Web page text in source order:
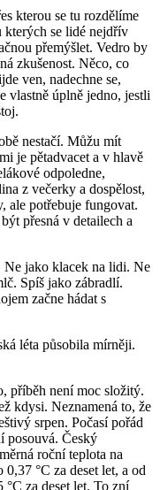
kterou se tu rozdělíme
kterých se lidé nejdřív
přemýšlet. Vedro by
zkušenost. Něco, co
ven, nadechne se,
vlastně úplně jedno, jestli
nestačí. Můžu mít
je pětadvacet a v hlavě
odpoledne,
z večerky a dospělost,
ale potřebuje fungovat.
přesná v detailech a
Ne jako klacek na lidi. Ne
. Spíš jako zábradlí.
začne hádat s
léta působila mírněji.
příběh není moc složitý.
kdysi. Neznamená to, že
srpen. Počasí pořád
posouvá. Český
roční teplota na
°C za deset let, a od
za deset let. To zní